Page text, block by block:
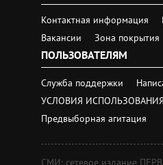
Контактная информация
Вакансии
Зона покрытия
ПОЛЬЗОВАТЕЛЯМ
Служба поддержки
УСЛОВИЯ
Предвыборная агитация
СМИ: сетевое издание